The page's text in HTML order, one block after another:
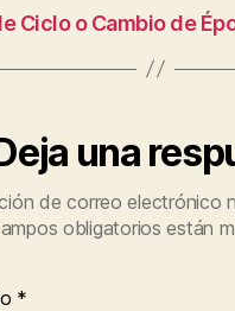
Ciclo o Cambio de
una
de correo electrónico
obligatorios están
*